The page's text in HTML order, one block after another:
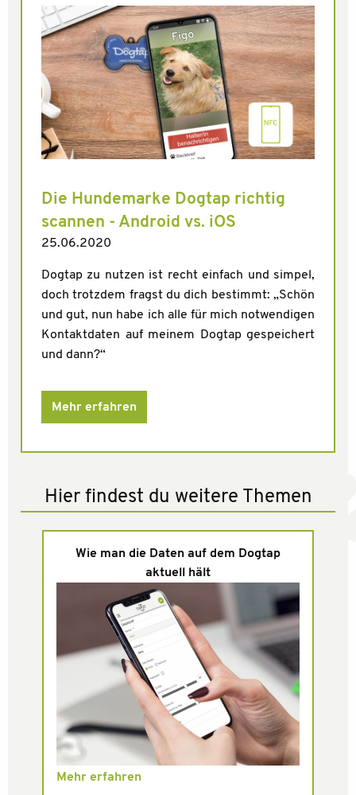
Die Hundemarke Dogtap richtig
scannen - Android vs. iOS
25.06.2020
Dogtap zu nutzen ist recht einfach und simpel,
doch trotzdem fragst du dich bestimmt: „Schön
und gut, nun habe ich alle für mich notwendigen
Kontaktdaten auf meinem Dogtap gespeichert
und dann?“
Mehr erfahren
Hier findest du weitere Themen
Wie man die Daten auf dem Dogtap
aktuell hält
Mehr erfahren